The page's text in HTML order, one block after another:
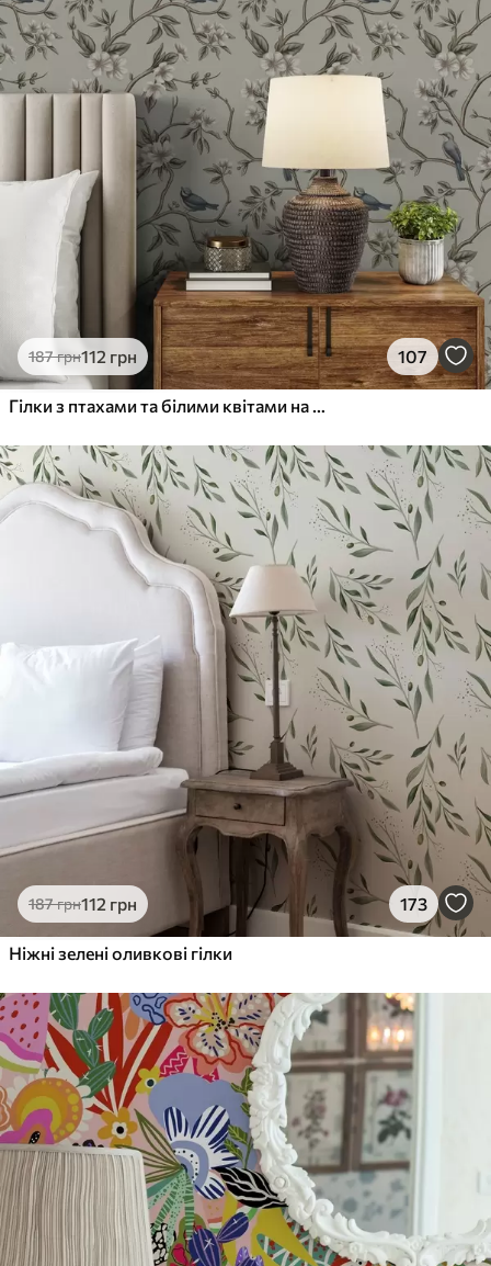
Як клеїти? Наклеювання встик
Наші матеріали
748 449 грн /м²
Преміум
590 /м²
Преміум Вініл
1133 грн /м²
187грн112 грн 107
Гілки з птахами та білими квітами на ніжному тлі
187грн112 грн 173
Ніжні зелені оливкові гілки